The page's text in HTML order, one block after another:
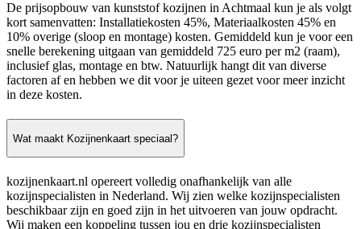
De prijsopbouw van kunststof kozijnen in Achtmaal kun je als volgt
kort samenvatten: Installatiekosten 45%, Materiaalkosten 45% en
10% overige (sloop en montage) kosten. Gemiddeld kun je voor een
snelle berekening uitgaan van gemiddeld 725 euro per m2 (raam),
inclusief glas, montage en btw. Natuurlijk hangt dit van diverse
factoren af en hebben we dit voor je uiteen gezet voor meer inzicht
in deze kosten.
Wat maakt Kozijnenkaart speciaal?
kozijnenkaart.nl opereert volledig onafhankelijk van alle
kozijnspecialisten in Nederland. Wij zien welke kozijnspecialisten
beschikbaar zijn en goed zijn in het uitvoeren van jouw opdracht.
Wij maken een koppeling tussen jou en drie kozijnspecialisten